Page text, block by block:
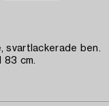
svartlackerade ben.
83 cm.